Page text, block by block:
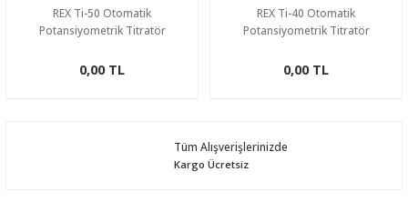
REX Ti-50 Otomatik
Potansiyometrik Titratör
0,00 TL
REX Ti-40 Otomatik
Potansiyometrik Titratör
0,00 TL
Tüm Alışverişlerinizde
Kargo Ücretsiz